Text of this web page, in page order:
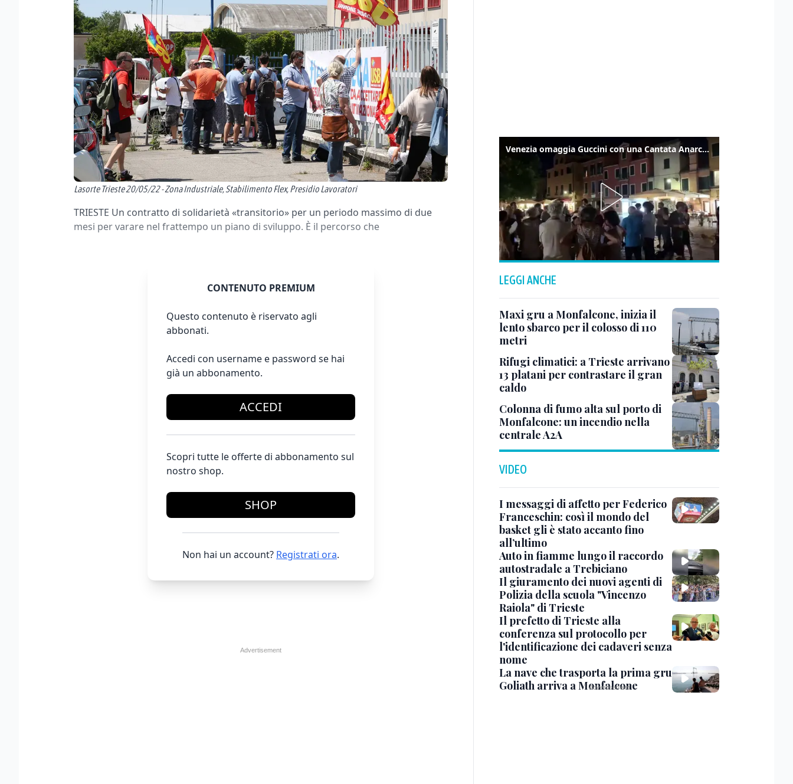
Lasorte Trieste 20/05/22 - Zona Industriale, Stabilimento Flex, Presidio Lavoratori
TRIESTE Un contratto di solidarietà «transitorio» per un periodo massimo di due
mesi per varare nel frattempo un piano di sviluppo. È il percorso che
CONTENUTO PREMIUM
Questo contenuto è riservato agli
abbonati.
Accedi con username e password se hai
già un abbonamento.
ACCEDI
Scopri tutte le offerte di abbonamento sul
nostro shop.
SHOP
Non hai un account? Registrati ora.
Venezia omaggia Guccini con una Cantata Anarchica in campo Santa Margherita
LEGGI ANCHE
Maxi gru a Monfalcone, inizia il
lento sbarco per il colosso di 110
metri
Rifugi climatici: a Trieste arrivano
13 platani per contrastare il gran
caldo
Colonna di fumo alta sul porto di
Monfalcone: un incendio nella
centrale A2A
VIDEO
I messaggi di affetto per Federico
Franceschin: così il mondo del
basket gli è stato accanto fino
all’ultimo
Auto in fiamme lungo il raccordo
autostradale a Trebiciano
Il giuramento dei nuovi agenti di
Polizia della scuola "Vincenzo
Raiola" di Trieste
Il prefetto di Trieste alla
conferenza sul protocollo per
l'identificazione dei cadaveri senza
nome
La nave che trasporta la prima gru
Goliath arriva a Monfalcone